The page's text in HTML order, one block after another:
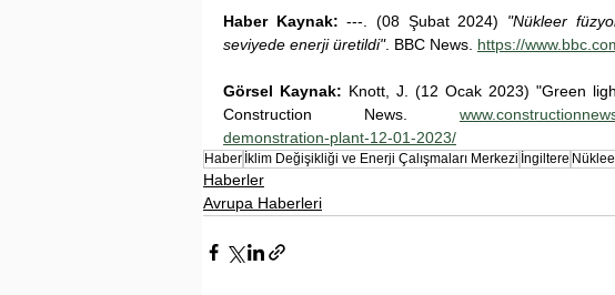
Haber Kaynak: ---. (08 Şubat 2024) "Nükleer
seviyede enerji üretildi". BBC News. https://
Görsel Kaynak: Knott, J. (12 Ocak 2023) "Green
Construction News.
demonstration-plant-12-01-2023/
Haber İklim Değişikliği ve Enerji Çalışmaları Merkezi İngiltere
Haberler
Avrupa Haberleri